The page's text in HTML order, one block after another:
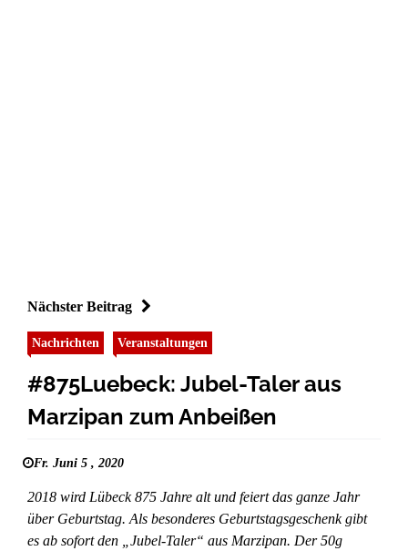
Nächster Beitrag
Nachrichten Veranstaltungen
#875Luebeck: Jubel-Taler aus
Marzipan zum Anbeißen
Fr. Juni 5 , 2020
2018 wird Lübeck 875 Jahre alt und feiert das ganze Jahr
über Geburtstag. Als besonderes Geburtstagsgeschenk gibt
es ab sofort den „Jubel-Taler“ aus Marzipan. Der 50g